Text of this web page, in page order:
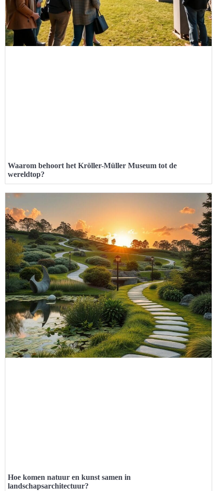
Waarom behoort het Kröller-Müller Museum tot de
wereldtop?
Hoe komen natuur en kunst samen in
landschapsarchitectuur?